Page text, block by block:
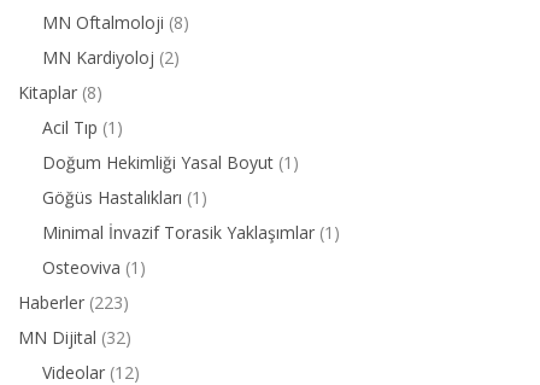
MN Oftalmoloji (8)
MN Kardiyoloj (2)
Kitaplar (8)
Acil Tıp (1)
Doğum Hekimliği Yasal Boyut (1)
Göğüs Hastalıkları (1)
Minimal İnvazif Torasik Yaklaşımlar (1)
Osteoviva (1)
Haberler (223)
MN Dijital (32)
Videolar (12)